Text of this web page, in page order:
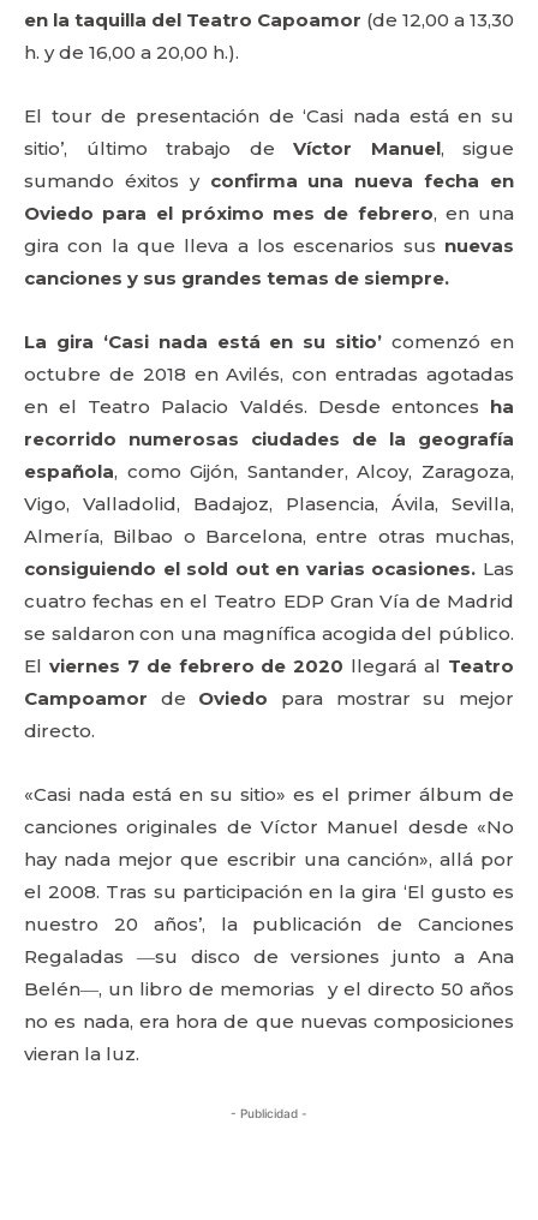
en la taquilla del Teatro Capoamor (de 12,00 a 13,30
h. y de 16,00 a 20,00 h.).
El tour de presentación de ‘Casi nada está en su
sitio’, último trabajo de Víctor Manuel, sigue
sumando éxitos y confirma una nueva fecha en
Oviedo para el próximo mes de febrero, en una
gira con la que lleva a los escenarios sus nuevas
canciones y sus grandes temas de siempre.
La gira ‘Casi nada está en su sitio’ comenzó en
octubre de 2018 en Avilés, con entradas agotadas
en el Teatro Palacio Valdés. Desde entonces ha
recorrido numerosas ciudades de la geografía
española, como Gijón, Santander, Alcoy, Zaragoza,
Vigo, Valladolid, Badajoz, Plasencia, Ávila, Sevilla,
Almería, Bilbao o Barcelona, entre otras muchas,
consiguiendo el sold out en varias ocasiones. Las
cuatro fechas en el Teatro EDP Gran Vía de Madrid
se saldaron con una magnífica acogida del público.
El viernes 7 de febrero de 2020 llegará al Teatro
Campoamor de Oviedo para mostrar su mejor
directo.
«Casi nada está en su sitio» es el primer álbum de
canciones originales de Víctor Manuel desde «No
hay nada mejor que escribir una canción», allá por
el 2008. Tras su participación en la gira ‘El gusto es
nuestro 20 años’, la publicación de Canciones
Regaladas ―su disco de versiones junto a Ana
Belén―, un libro de memorias y el directo 50 años
no es nada, era hora de que nuevas composiciones
vieran la luz.
- Publicidad -